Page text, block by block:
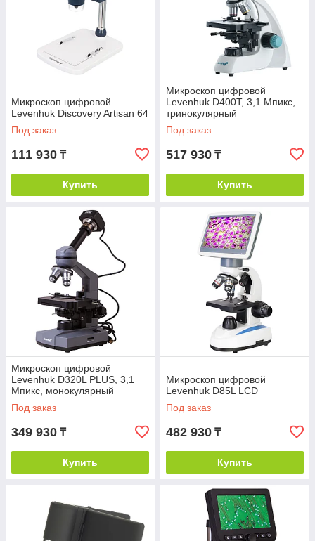
Микроскоп цифровой
Levenhuk Discovery Artisan 64
Под заказ
111 930 ₸
Купить
Микроскоп цифровой
Levenhuk D400T, 3,1 Мпикс,
тринокулярный
Под заказ
517 930 ₸
Купить
Микроскоп цифровой
Levenhuk D320L PLUS, 3,1
Мпикс, монокулярный
Под заказ
349 930 ₸
Купить
Микроскоп цифровой
Levenhuk D85L LCD
Под заказ
482 930 ₸
Купить